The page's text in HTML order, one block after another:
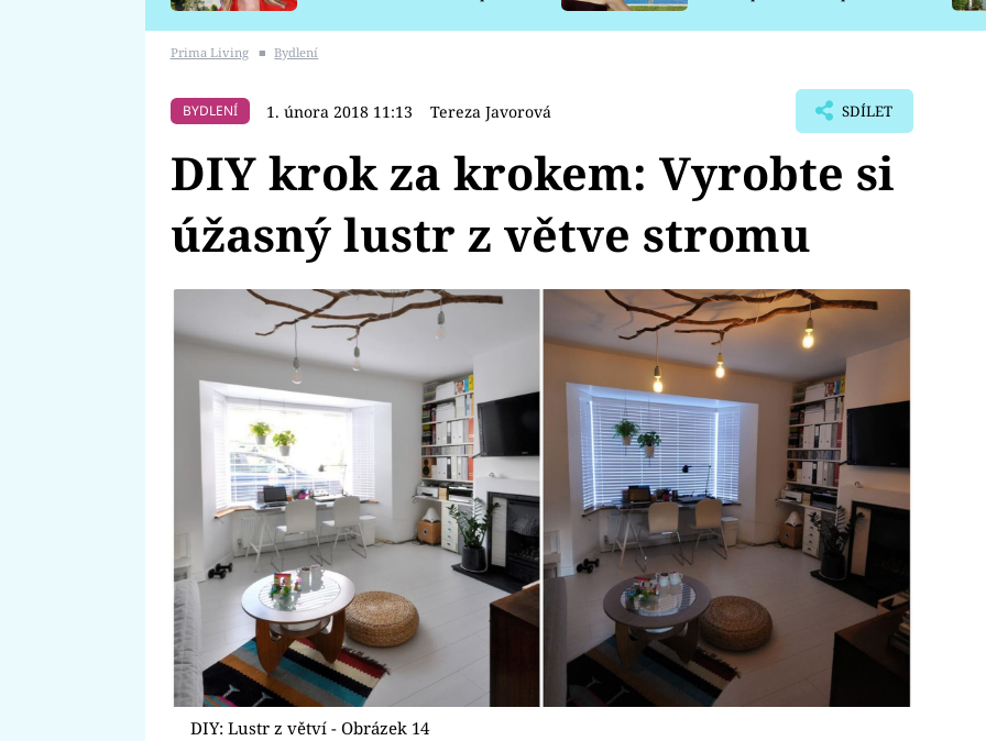
Prima Living ■ Bydlení
BYDLENÍ 1. února 2018 11:13 Tereza Javorová SDÍLET
DIY krok za krokem: Vyrobte si
úžasný lustr z větve stromu
DIY: Lustr z větví - Obrázek 14